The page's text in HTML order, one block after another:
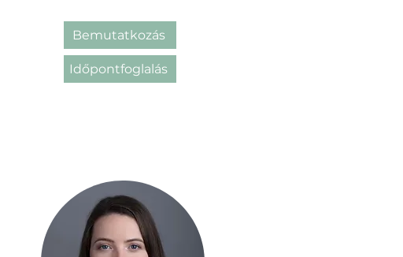
Bemutatkozás
Időpontfoglalás